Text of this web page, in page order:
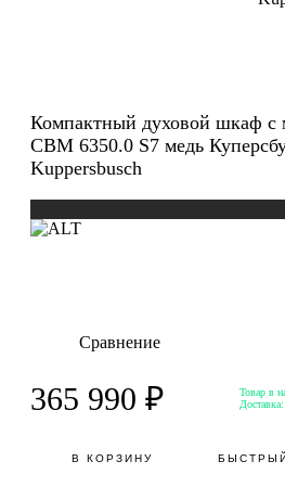
Компактный духовой шкаф с
CBM 6350.0 S7 медь
Kuppersbusch
Сравнение
365 990 ₽
Товар в
Доставка:
В КОРЗИНУ